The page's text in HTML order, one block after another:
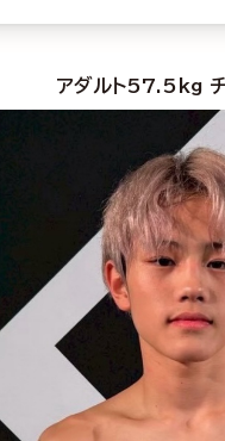
アダルト57.5kg チ